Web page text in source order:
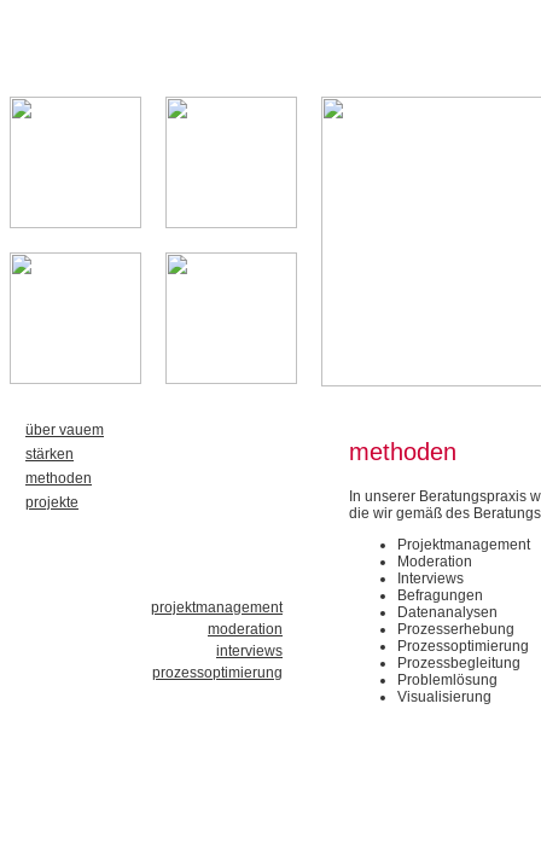
über vauem
stärken
methoden
projekte
projektmanagement
moderation
interviews
prozessoptimierung
methoden
In unserer Beratungspraxis
die wir gemäß des
Projektmanagement
Moderation
Interviews
Befragungen
Datenanalysen
Prozesserhebung
Prozessoptimierung
Prozessbegleitung
Problemlösung
Visualisierung